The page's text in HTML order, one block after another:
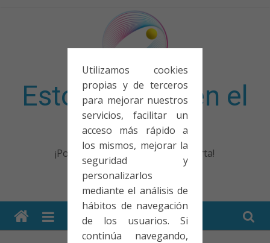
Utilizamos cookies
propias y de terceros
para mejorar nuestros
servicios, facilitar un
acceso más rápido a
los mismos, mejorar la
seguridad y
personalizarlos
mediante el análisis de
hábitos de navegación
de los usuarios. Si
continúa navegando,
Esto no entra en el
examen
¡Porque no solo el examen importa!